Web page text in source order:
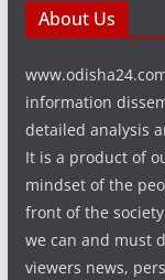
About Us
information
detailed analysis
It is a product of
mindset of the
front of the
we can and must
viewers news,